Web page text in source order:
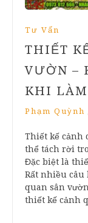
Tư Vấn
THIẾT
VƯỜN –
KHI LÀM
Phạm Quỳnh
Thiết kế cảnh
thể tách rời
Đặc biệt là
Rất nhiều câu
quan sân
thiết kế cảnh